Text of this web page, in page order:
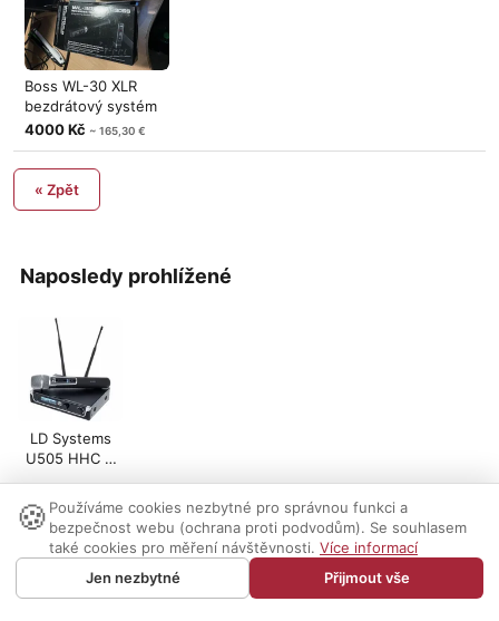
Naposledy prohlížené
LD Systems
U505 HHC +
Boss WL-30 XLR
bezdrátový systém
4000 Kč ~ 165,30 €
« Zpět
Nastavení cookies | Vzhled:světlý tmavý | Kontakt
© 1999-2026 AUDIO PARTNER s.r.o.
🍪 Používáme cookies nezbytné pro správnou funkci a
bezpečnost webu (ochrana proti podvodům). Se souhlasem
také cookies pro měření návštěvnosti. Více informací
Jen nezbytné
Přijmout vše